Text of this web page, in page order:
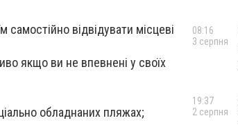
відвідувати місцеві
якщо ви не впевнені у своїх
обладнаних пляжах;
08:16
3 серпня
19:37
2 серпня